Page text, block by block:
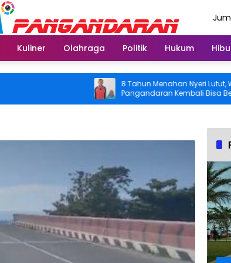
Kuliner Olahraga Politik Hukum
8 Tahun Menahan Nyeri Lutut, Warga
Pangandaran Kembali Bisa
Usai Operasi Gratis Ditanggung BPJS